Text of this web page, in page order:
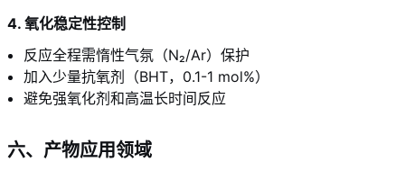
4. 氧化稳定性控制
反应全程需惰性气氛（N₂/Ar）保护
加入少量抗氧剂（BHT，0.1-1 mol%）
避免强氧化剂和高温长时间反应
六、产物应用领域